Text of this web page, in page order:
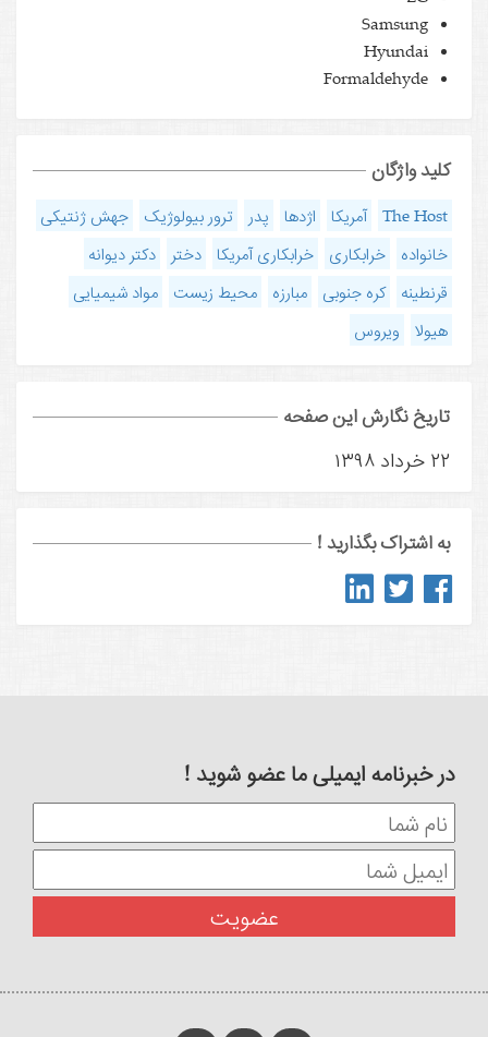
Samsung
Hyundai
Formaldehyde
کلید واژگان
The Host آمریکا اژدها پدر ترور بیولوژیک
جهش ژنتیکی
خانواده
خرابکاری خرابکاری آمریکا دختر
دکتر دیوانه
قرنطینه
کره جنوبی مبارزه محیط زیست
مواد شیمیایی
هیولا
ویروس
تاریخ نگارش این صفحه
۲۲ خرداد ۱۳۹۸
به اشتراک بگذارید !
در خبرنامه ایمیلی ما عضو شوید !